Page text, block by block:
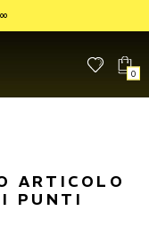
0
ARTICOLO
PUNTI